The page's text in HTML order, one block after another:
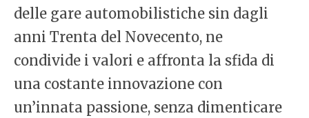
delle gare automobilistiche sin dagli
anni Trenta del Novecento, ne
condivide i valori e affronta la sfida di
una costante innovazione con
un’innata passione, senza dimenticare